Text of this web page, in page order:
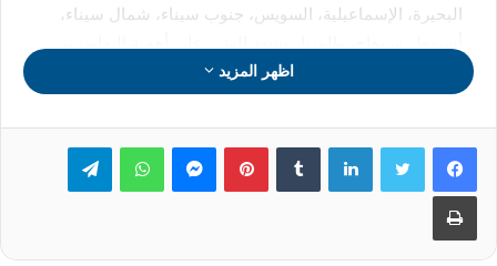
البحيرة، الإسماعيلية، السويس، جنوب سيناء، شمال سيناء،
مديري المدارس لضمان انضباط العملية التعليمية في جميع
التركيز على الطالب
والمعلم والمبنى
اظهر المزيد
لينكدإن بينتيريستماسنجر واتساب تيلقرام
طباعة